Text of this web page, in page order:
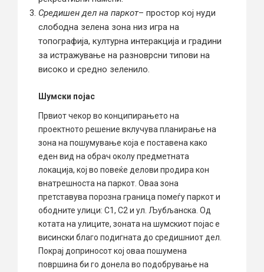
Средишен дел на паркот– простор кој нуди
слободна зелена зона низ игра на
топографија, културна интеракција и градини
за истражување на разноврсни типови на
високо и средно зеленило.
Шумски појас
Првиот чекор во конципирањето на
проектното решение вклучува планирање на
зона на пошумување која е поставена како
еден вид на обрач околу предметната
локација, кој во повеќе делови продира кон
внатрешноста на паркот. Оваа зона
претставува порозна граница помеѓу паркот и
ободните улици: С1, С2 и ул. Љубљанска. Од
котата на улиците, зоната на шумскиот појас е
висински благо подигната до средишниот дел.
Покрај доприносот кој оваа пошумена
површина би го донела во подобрување на